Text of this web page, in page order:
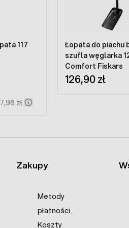
117
zł
Łopata do piachu
szufla węglarka
Comfort Fiskars
126,90 zł
Zakupy
Metody
płatności
Koszty